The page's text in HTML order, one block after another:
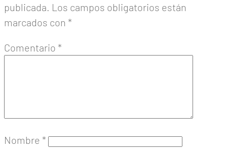
publicada. Los campos obligatorios están
marcados con *
Comentario *
Nombre *